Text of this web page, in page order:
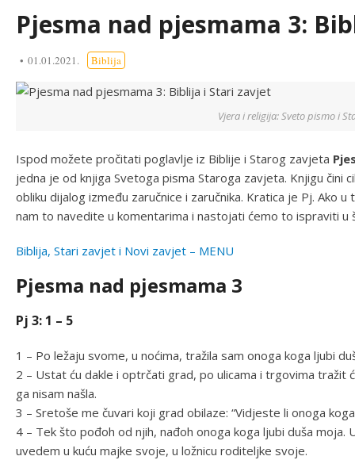
Pjesma nad pjesmama 3:
01.01.2021. Biblija
Vjera i religija: Sveto pismo i
Ispod možete pročitati poglavlje iz Biblije i Starog zavjeta
jedna je od knjiga Svetoga pisma Staroga zavjeta. Knjigu čini
obliku dijalog između zaručnice i zaručnika. Kratica je Pj. Ako
nam to navedite u komentarima i nastojati ćemo to ispraviti u
Biblija, Stari zavjet i Novi zavjet – MENU
Pjesma nad pjesmama 3
Pj 3: 1 – 5
1 – Po ležaju svome, u noćima, tražila sam onoga koga ljubi
2 – Ustat ću dakle i optrčati grad, po ulicama i trgovima tražit
ga nisam našla.
3 – Sretoše me čuvari koji grad obilaze: “Vidjeste li onoga
4 – Tek što pođoh od njih, nađoh onoga koga ljubi duša moja.
uvedem u kuću majke svoje, u ložnicu roditeljke svoje.